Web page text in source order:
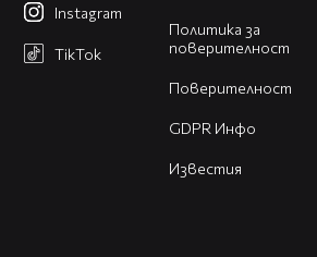
Политика за
поверителност
Поверителност
GDPR Инфо
Известия
Instagram
TikTok